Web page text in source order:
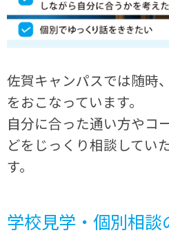
佐賀キャンパスでは随時
をおこなっています。
自分に合った通い方やコ
どをじっくり相談してい
す。
学校見学・個別相談